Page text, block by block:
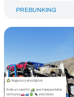
PREBUNKING